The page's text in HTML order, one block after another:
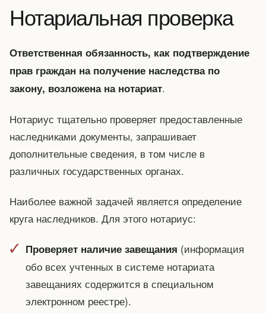
Нотариальная проверка
Ответственная обязанность, как подтверждение
прав граждан на получение наследства по
закону, возложена на нотариат.
Нотариус тщательно проверяет предоставленные
наследниками документы, запрашивает
дополнительные сведения, в том числе в
различных государственных органах.
Наиболее важной задачей является определение
круга наследников. Для этого нотариус:
Проверяет наличие завещания (информация
обо всех учтенных в системе нотариата
завещаниях содержится в специальном
электронном реестре).